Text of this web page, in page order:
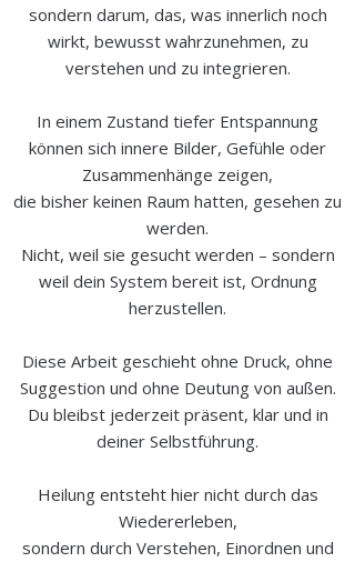
sondern darum, das, was innerlich noch
wirkt, bewusst wahrzunehmen, zu
verstehen und zu integrieren.
In einem Zustand tiefer Entspannung
können sich innere Bilder, Gefühle oder
Zusammenhänge zeigen,
die bisher keinen Raum hatten, gesehen zu
werden.
Nicht, weil sie gesucht werden – sondern
weil dein System bereit ist, Ordnung
herzustellen.
Diese Arbeit geschieht ohne Druck, ohne
Suggestion und ohne Deutung von außen.
Du bleibst jederzeit präsent, klar und in
deiner Selbstführung.
Heilung entsteht hier nicht durch das
Wiedererleben,
sondern durch Verstehen, Einordnen und